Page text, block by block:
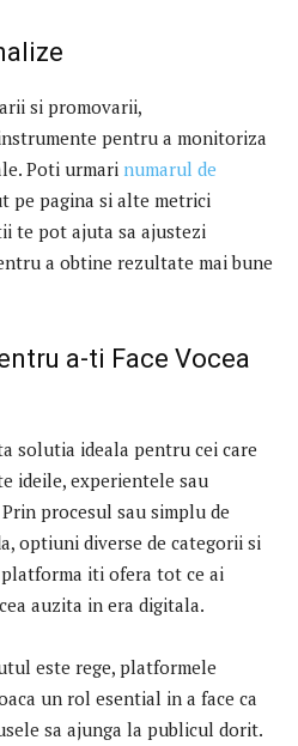
si promovarii,
pentru a monitoriza
Poti urmari numarul de
pe pagina si alte metrici
te pot ajuta sa ajustezi
a obtine rezultate mai bune
a-ti Face Vocea
solutia ideala pentru cei care
ideile, experientele sau
procesul sau simplu de
optiuni diverse de categorii si
iti ofera tot ce ai
auzita in era digitala.
este rege, platformele
un rol esential in a face ca
sa ajunga la publicul dorit.